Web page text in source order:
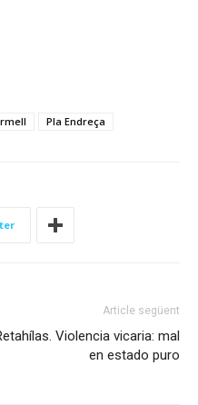
Pla Endreça
Article següent
Violencia vicaria: mal
en estado puro